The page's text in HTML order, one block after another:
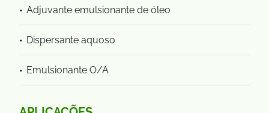
Adjuvante emulsionante de óleo
Dispersante aquoso
Emulsionante O/A